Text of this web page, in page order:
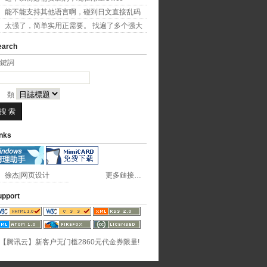
2007...
能不能支持其他语言啊，碰到日文直接乱码
了
太强了，简单实用正需要。 找遍了多个强大
詞
類
徐杰|网页设计 更多鏈接…
【腾讯云】新客户无门槛2860元代金券限量!